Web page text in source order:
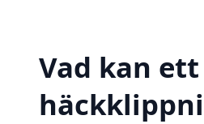
Vad kan